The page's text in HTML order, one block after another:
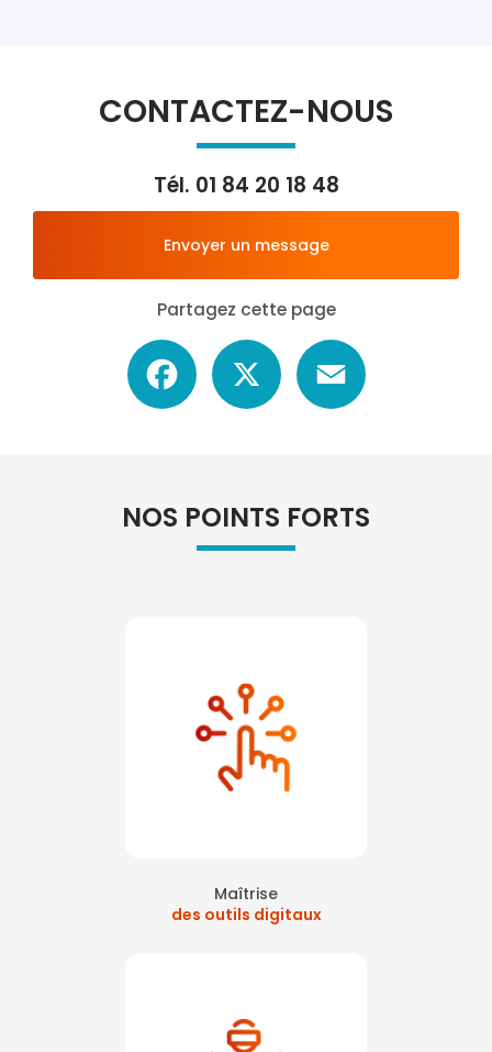
CONTACTEZ-NOUS
Tél. 01 84 20 18 48
Envoyer un message
Partagez cette page
Facebook
NOS POINTS FORTS
Maîtrise
des outils digitaux